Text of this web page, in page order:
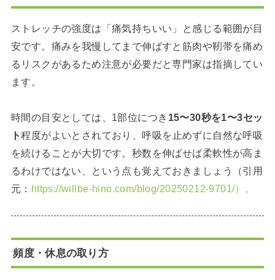
ストレッチの強度は「痛気持ちいい」と感じる範囲が目
安です。痛みを我慢してまで伸ばすと筋肉や靭帯を痛め
るリスクがあるため注意が必要だと専門家は指摘してい
ます。
時間の目安としては、1部位につき 15〜30秒を1〜3セッ
ト程度がよいとされており、呼吸を止めずに自然な呼吸
を続けることが大切です。秒数を伸ばせば柔軟性が高ま
るわけではない、という点も覚えておきましょう（引用
元： https://willbe-hino.com/blog/20250212-9701/）。
頻度・休息の取り方